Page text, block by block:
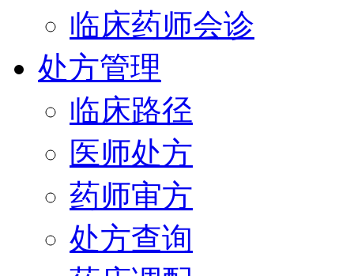
临床药师会诊
处方管理
临床路径
医师处方
药师审方
处方查询